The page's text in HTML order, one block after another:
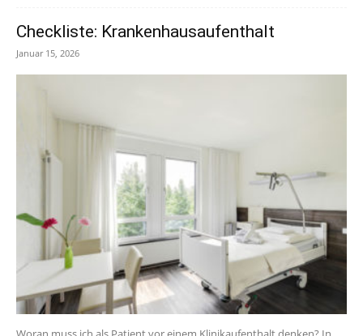
Checkliste: Krankenhausaufenthalt
Januar 15, 2026